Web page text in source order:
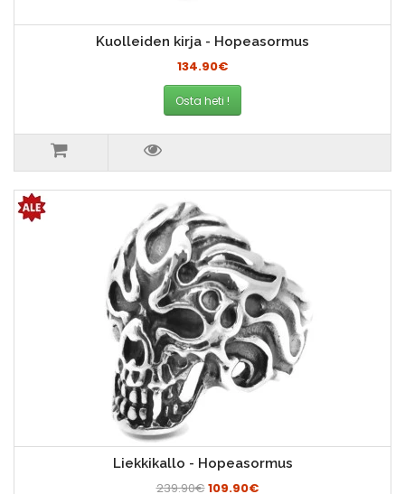
Kuolleiden kirja - Hopeasormus
134.90€
Osta heti !
Liekkikallo - Hopeasormus
239.90€109.90€